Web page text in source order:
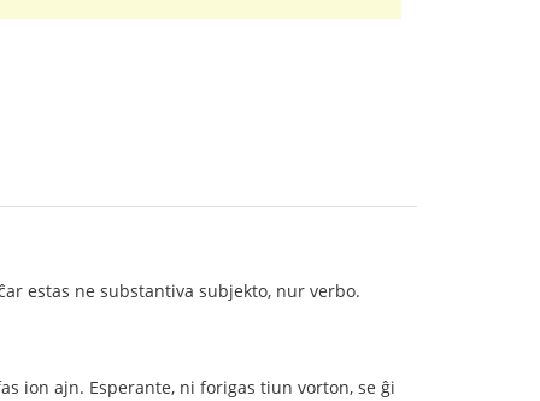
estas ne substantiva subjekto, nur verbo.
ion ajn. Esperante, ni forigas tiun vorton, se ĝi